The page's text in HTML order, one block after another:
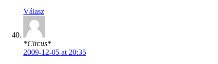
Válasz
*Circus*
2009-12-05 at 20:35